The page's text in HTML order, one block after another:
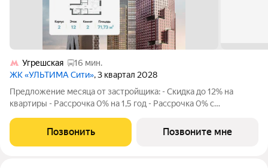
Угрешская
16 мин.
ЖК «УЛЬТИМА Сити», 3 квартал 2028
Предложение месяца от застройщика: - Скидка до 12% на
квартиры - Рассрочка 0% на 1,5 год - Рассрочка 0% с
7% на 7 лет - Семейная ипотека без удорожания, ставка 4% -
Ипотека для всех на весь
Позвонить Позвоните мне